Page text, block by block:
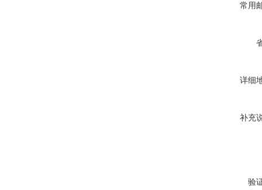
常用
详细
补充
验